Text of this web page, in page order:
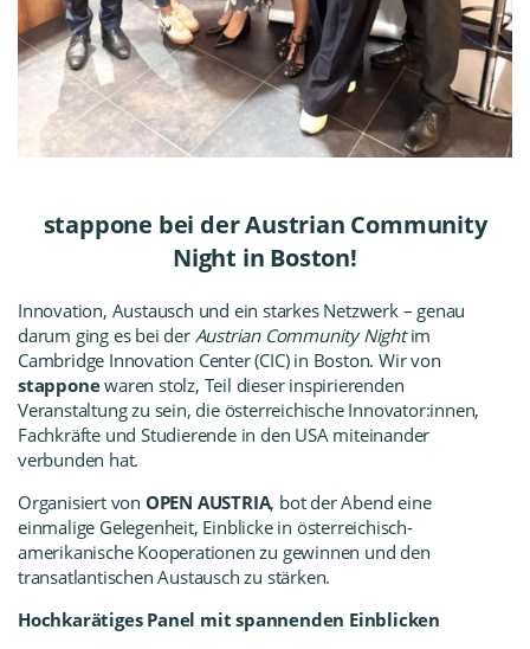
stappone bei der Austrian Community
Night in Boston!
Innovation, Austausch und ein starkes Netzwerk – genau
darum ging es bei der Austrian Community Nightim
Cambridge Innovation Center (CIC) in Boston. Wir von
stapponewaren stolz, Teil dieser inspirierenden
Veranstaltung zu sein, die österreichische Innovator:innen,
Fachkräfte und Studierende in den USA miteinander
verbunden hat.
Organisiert von OPEN AUSTRIA, bot der Abend eine
einmalige Gelegenheit, Einblicke in österreichisch-
amerikanische Kooperationen zu gewinnen und den
transatlantischen Austausch zu stärken.
Hochkarätiges Panel mit spannenden Einblicken